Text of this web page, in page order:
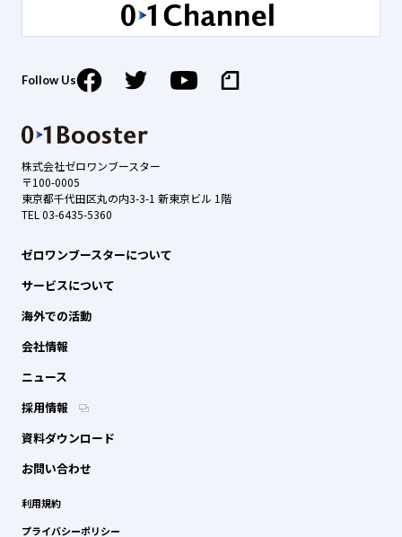
株式会社ゼロワンブースター
〒100-0005
東京都千代田区丸の内3-3-1 新東京ビル 1階
TEL 03-6435-5360
ゼロワンブースターについて
サービスについて
海外での活動
会社情報
ニュース
採用情報
資料ダウンロード
お問い合わせ
利用規約
プライバシーポリシー
Follow Us